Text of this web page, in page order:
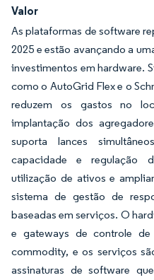
Valor
As plataformas de software
2025 e estão avançando a
investimentos em hardware.
como o AutoGrid Flex e o
reduzem os gastos no
implantação dos
suporta lances
capacidade e regulação
utilização de ativos e
sistema de gestão de
baseadas em serviços. O
e gateways de controle
commodity, e os serviços
assinaturas de software